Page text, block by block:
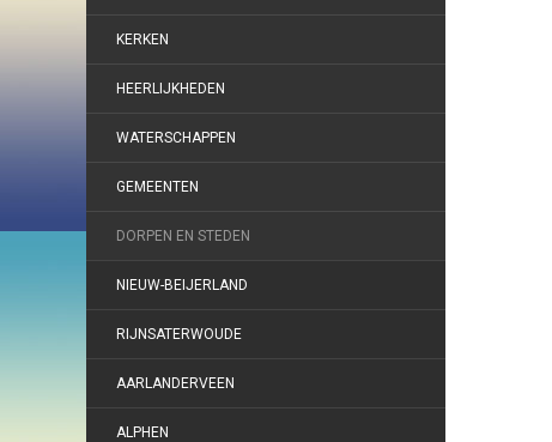
KERKEN
HEERLIJKHEDEN
WATERSCHAPPEN
GEMEENTEN
DORPEN EN STEDEN
NIEUW-BEIJERLAND
RIJNSATERWOUDE
AARLANDERVEEN
ALPHEN